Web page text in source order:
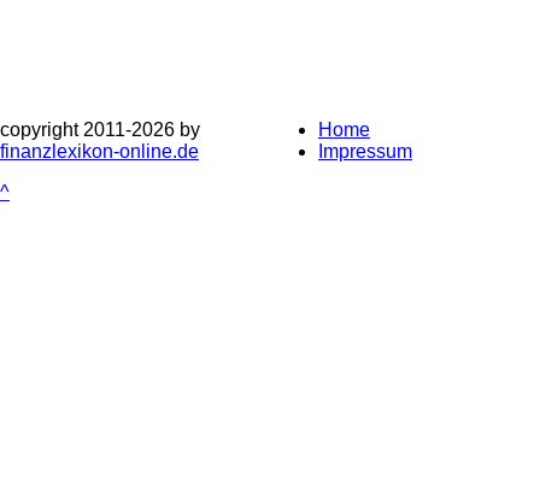
copyright 2011-2026 by
finanzlexikon-online.de
Home
Impressum
^